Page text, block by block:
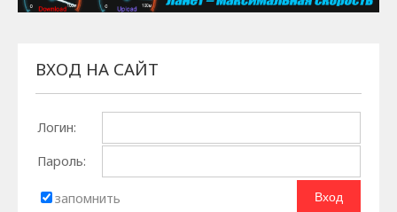
ВХОД НА САЙТ
Логин:
Пароль:
запомнить